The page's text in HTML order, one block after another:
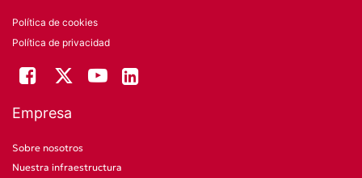
Política de cookies
Política de privacidad
Empresa
Sobre nosotros
Nuestra infraestructura